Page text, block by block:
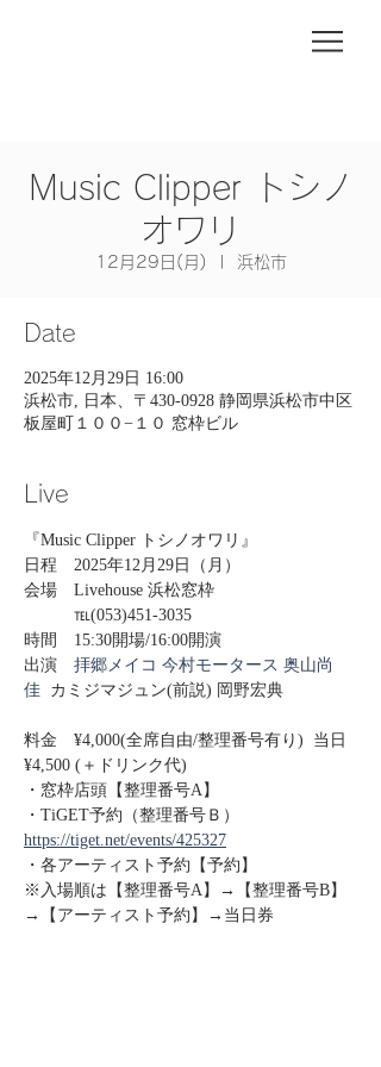
Music Clipper トシノ
オワリ
12月29日(月) 浜松市
Date
2025年12月29日 16:00
浜松市, 日本、〒430-0928 静岡県浜松市中区
板屋町１００−１０ 窓枠ビル
Live
『Music Clipper トシノオワリ』
日程　2025年12月29日（月）
会場　Livehouse 浜松窓枠
℡(053)451-3035
時間　15:30開場/16:00開演
出演 拝郷メイコ 今村モータース 奥山尚
佳 カミジマジュン(前説) 岡野宏典
料金　¥4,000(全席自由/整理番号有り)  当日
¥4,500 (＋ドリンク代)
・窓枠店頭【整理番号A】
・TiGET予約（整理番号Ｂ）
https://tiget.net/events/425327
・各アーティスト予約【予約】
※入場順は【整理番号A】→【整理番号B】
→【アーティスト予約】→当日券